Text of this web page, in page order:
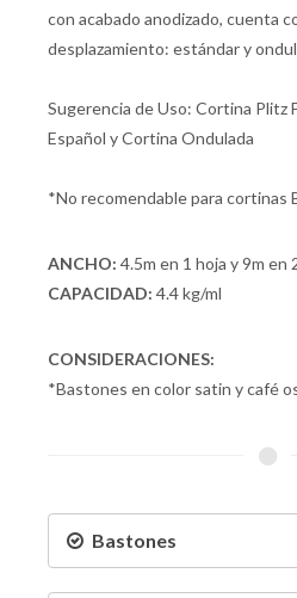
con acabado anodizado, cuenta
desplazamiento: estándar y
Sugerencia de Uso: Cortina Plitz
Español y Cortina Ondulada
*No recomendable para cortinas
ANCHO: 4.5m en 1 hoja y 9m en
CAPACIDAD: 4.4 kg/ml
CONSIDERACIONES:
*Bastones en color satin y café
Bastones